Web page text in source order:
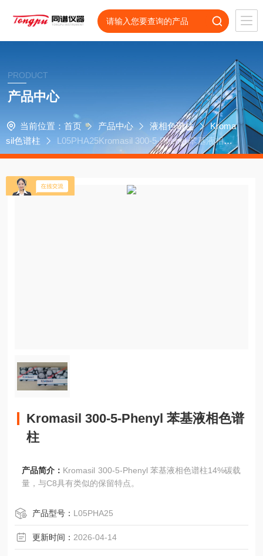
PRODUCT
产品中心
当前位置： 首页 产品中心 液相色谱柱
Kroma
sil色谱柱
L05PHA25Kromasil 300-5-Phenyl 苯基液相色
谱柱
Kromasil 300-5-Phenyl 苯基液相色谱
柱
产品简介： Kromasil 300-5-Phenyl 苯基液相色谱柱14%碳载
量，与C8具有类似的保留特点。
产品型号： L05PHA25
更新时间： 2026-04-14